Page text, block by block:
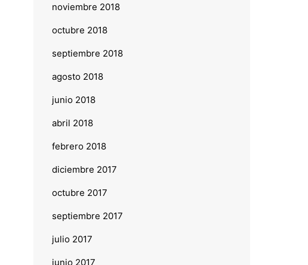
noviembre 2018
octubre 2018
septiembre 2018
agosto 2018
junio 2018
abril 2018
febrero 2018
diciembre 2017
octubre 2017
septiembre 2017
julio 2017
junio 2017